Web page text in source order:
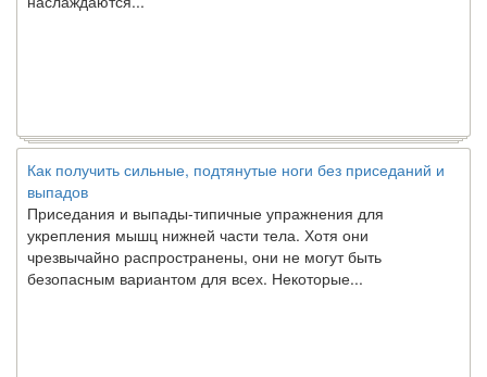
выпадов
Приседания и выпады-типичные упражнения для
укрепления мышц нижней части тела. Хотя они
чрезвычайно распространены, они не могут быть
безопасным вариантом для всех. Некоторые...